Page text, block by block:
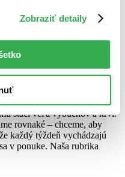
Zobraziť detaily
Dedičstvo VarietéZámena
drámam. Niekoho poteší
stačí veľa výbuchov a krvi.
rovnaké – chceme, aby
každý týždeň vychádzajú
v ponuke. Naša rubrika